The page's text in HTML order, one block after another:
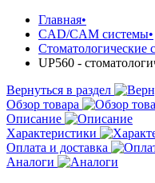
Главная•
CAD/CAM системы•
Стоматологические
UP560 -
Вернуться в раздел
Обзор товара
Описание
Характеристики
Оплата и доставка
Аналоги